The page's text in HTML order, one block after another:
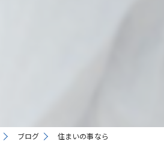
ブログ 住まいの事なら